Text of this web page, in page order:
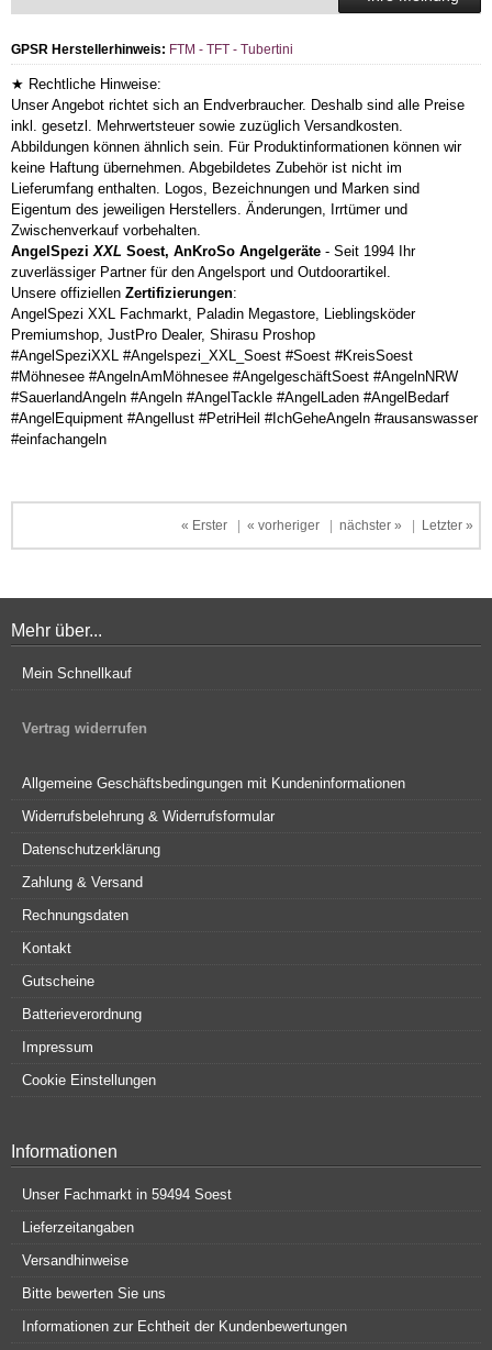
GPSR Herstellerhinweis: FTM - TFT - Tubertini
★ Rechtliche Hinweise:
Unser Angebot richtet sich an Endverbraucher. Deshalb sind alle Preise
inkl. gesetzl. Mehrwertsteuer sowie zuzüglich Versandkosten.
Abbildungen können ähnlich sein. Für Produktinformationen können wir
keine Haftung übernehmen. Abgebildetes Zubehör ist nicht im
Lieferumfang enthalten. Logos, Bezeichnungen und Marken sind
Eigentum des jeweiligen Herstellers. Änderungen, Irrtümer und
Zwischenverkauf vorbehalten.
AngelSpeziXXL Soest, AnKroSo Angelgeräte - Seit 1994 Ihr
zuverlässiger Partner für den Angelsport und Outdoorartikel.
Unsere offiziellen Zertifizierungen:
AngelSpezi XXL Fachmarkt, Paladin Megastore, Lieblingsköder
Premiumshop, JustPro Dealer, Shirasu Proshop
#AngelSpeziXXL #Angelspezi_XXL_Soest #Soest #KreisSoest
#Möhnesee #AngelnAmMöhnesee #AngelgeschäftSoest #AngelnNRW
#SauerlandAngeln #Angeln #AngelTackle #AngelLaden #AngelBedarf
#AngelEquipment #Angellust #PetriHeil #IchGeheAngeln #rausanswasser
#einfachangeln
« Erster « vorheriger nächster » Letzter »
Mehr über...
Mein Schnellkauf
Vertrag widerrufen
Allgemeine Geschäftsbedingungen mit Kundeninformationen
Widerrufsbelehrung & Widerrufsformular
Datenschutzerklärung
Zahlung & Versand
Rechnungsdaten
Kontakt
Gutscheine
Batterieverordnung
Impressum
Cookie Einstellungen
Informationen
Unser Fachmarkt in 59494 Soest
Lieferzeitangaben
Versandhinweise
Bitte bewerten Sie uns
Informationen zur Echtheit der Kundenbewertungen